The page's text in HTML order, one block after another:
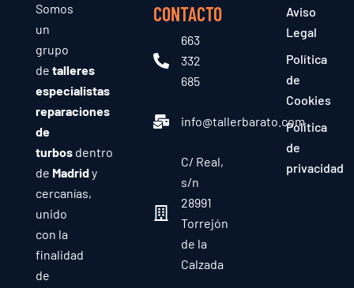
Somos
un
grupo
de talleres
especialistas
reparaciones
de
turbosdentro
de Madridy
cercanías,
unido
con la
finalidad
de
CONTACTO
663
332
685
info@tallerbarato.com
C/ Real,
s/n
28991
Torrejón
de la
Calzada
Aviso
Legal
Política
de
Cookies
Política
de
privacidad